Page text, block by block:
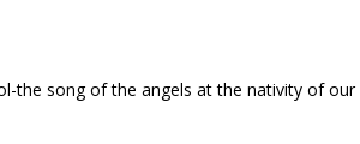
the song of the angels at the nativity of